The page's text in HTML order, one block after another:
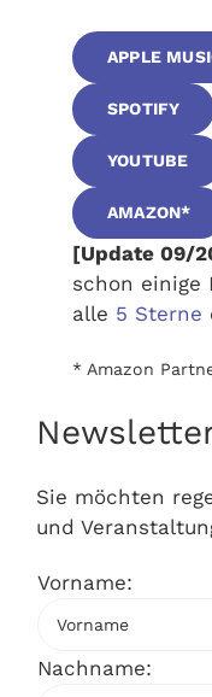
APPLE
SPOTIFY
YOUTUBE
AMAZON*
[Update 09/
schon einige
alle 5 Sterne
* Amazon
Sie möchten
und
Vorname:
Nachname: